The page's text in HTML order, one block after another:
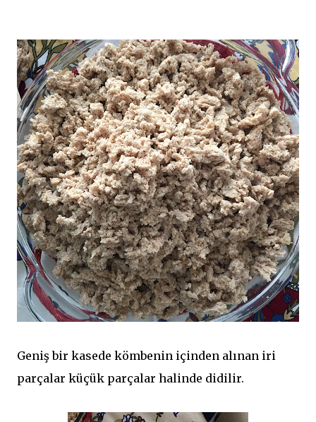
Geniş bir kasede kömbenin içinden alınan iri
parçalar küçük parçalar halinde didilir.